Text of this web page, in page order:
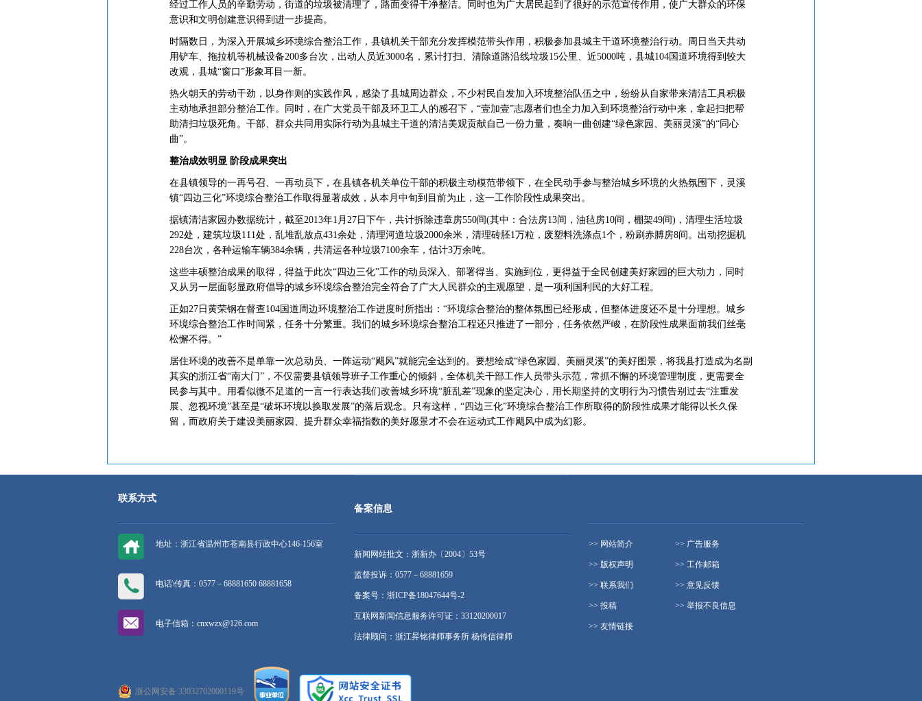
经过工作人员的辛勤劳动，街道的垃圾被清理了，路面变得干净整洁。同时也为广大居民起到了很好的示范宣传作用，使广大群众的环保
意识和文明创建意识得到进一步提高。
时隔数日，为深入开展城乡环境综合整治工作，县镇机关干部充分发挥模范带头作用，积极参加县城主干道环境整治行动。周日当天共动
用铲车、拖拉机等机械设备200多台次，出动人员近3000名，累计打扫、清除道路沿线垃圾15公里、近5000吨，县城104国道环境得到较大
改观，县城“窗口”形象耳目一新。
热火朝天的劳动干劲，以身作则的实践作风，感染了县城周边群众，不少村民自发加入环境整治队伍之中，纷纷从自家带来清洁工具积极
主动地承担部分整治工作。同时，在广大党员干部及环卫工人的感召下，“壹加壹”志愿者们也全力加入到环境整治行动中来，拿起扫把帮
助清扫垃圾死角。干部、群众共同用实际行动为县城主干道的清洁美观贡献自己一份力量，奏响一曲创建“绿色家园、美丽灵溪”的“同心
曲”。
整治成效明显 阶段成果突出
在县镇领导的一再号召、一再动员下，在县镇各机关单位干部的积极主动模范带领下，在全民动手参与整治城乡环境的火热氛围下，灵溪
镇“四边三化”环境综合整治工作取得显著成效，从本月中旬到目前为止，这一工作阶段性成果突出。
据镇清洁家园办数据统计，截至2013年1月27日下午，共计拆除违章房550间(其中：合法房13间，油毡房10间，棚架49间)，清理生活垃圾
292处，建筑垃圾111处，乱堆乱放点431余处，清理河道垃圾2000余米，清理砖胚1万粒，废塑料洗涤点1个，粉刷赤膊房8间。出动挖掘机
228台次，各种运输车辆384余辆，共清运各种垃圾7100余车，估计3万余吨。
这些丰硕整治成果的取得，得益于此次“四边三化”工作的动员深入、部署得当、实施到位，更得益于全民创建美好家园的巨大动力，同时
又从另一层面彰显政府倡导的城乡环境综合整治完全符合了广大人民群众的主观愿望，是一项利国利民的大好工程。
正如27日黄荣钢在督查104国道周边环境整治工作进度时所指出：“环境综合整治的整体氛围已经形成，但整体进度还不是十分理想。城乡
环境综合整治工作时间紧，任务十分繁重。我们的城乡环境综合整治工程还只推进了一部分，任务依然严峻，在阶段性成果面前我们丝毫
松懈不得。”
居住环境的改善不是单靠一次总动员、一阵运动“飓风”就能完全达到的。要想绘成“绿色家园、美丽灵溪”的美好图景，将我县打造成为名副
其实的浙江省“南大门”，不仅需要县镇领导班子工作重心的倾斜，全体机关干部工作人员带头示范，常抓不懈的环境管理制度，更需要全
民参与其中。用看似微不足道的一言一行表达我们改善城乡环境“脏乱差”现象的坚定决心，用长期坚持的文明行为习惯告别过去“注重发
展、忽视环境”甚至是“破坏环境以换取发展”的落后观念。只有这样，“四边三化”环境综合整治工作所取得的阶段性成果才能得以长久保
留，而政府关于建设美丽家园、提升群众幸福指数的美好愿景才不会在运动式工作飓风中成为幻影。
联系方式
地址：浙江省温州市苍南县行政中心146-156室
电话\传真：0577－68881650 68881658
电子信箱：cnxwzx@126.com
备案信息
新闻网站批文：浙新办〔2004〕53号
监督投诉：0577－68881659
备案号：浙ICP备18047644号-2
互联网新闻信息服务许可证：33120200017
法律顾问：浙江昇铭律师事务所 杨传信律师
>> 网站简介 >> 广告服务
>> 版权声明 >> 工作邮箱
>> 联系我们 >> 意见反馈
>> 投稿 >> 举报不良信息
>> 友情链接
浙公网安备 33032702000119号